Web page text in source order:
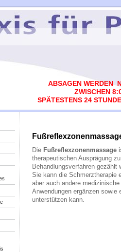
ABSAGEN WERDEN
ZWISCHEN
SPÄTESTENS 24
Die Fußreflexzonenmassage
therapeutischen Ausprägung
Behandlungsverfahren gezählt
Sie kann die Schmerztherapie
aber auch andere
Anwendungen ergänzen sowie
unterstützen kann.